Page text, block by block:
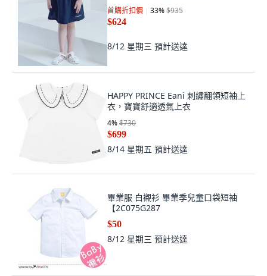
首購折扣價 33%$935
$624
8/12 星期三 預計送達
HAPPY PRINCE Eani 刺繡翻領短袖上
衣，寶寶舒適透氣上衣
4%$730
$699
8/14 星期五 預計送達
畢業服 白襯衫 畢業季兒童口袋短袖
【2C075G287
$50
8/12 星期三 預計送達